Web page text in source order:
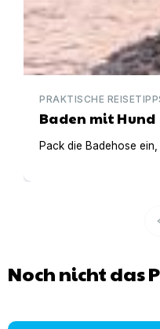
PRAKTISCHE
Baden mit Hund
Pack die Badehose
Noch nicht das